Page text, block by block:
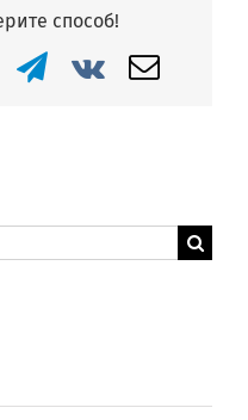
способ!
Telegram
Vk Email